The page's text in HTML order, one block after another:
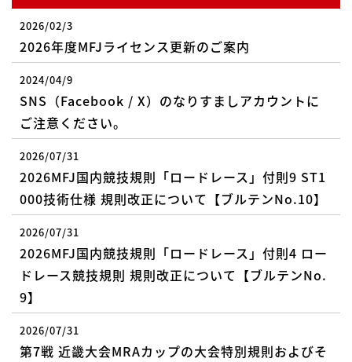
2026/02/3
2026年度MFJライセンス更新のご案内
2024/04/9
SNS（Facebook / X）のなりすましアカウントに
ご注意ください。
2026/07/31
2026MFJ国内競技規則「ロードレース」付則9 ST1
000技術仕様 規則改正について【ブルテンNo.10】
2026/07/31
2026MFJ国内競技規則「ロードレース」付則4 ロー
ドレース競技規則 規則改正について【ブルテンNo.
9】
2026/07/31
第7戦 近畿大会MRAカップの大会特別規則およびそ